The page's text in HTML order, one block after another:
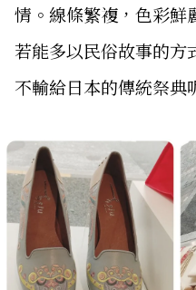
情。線條繁複，色彩鮮
若能多以民俗故事的方
不輸給日本的傳統祭典